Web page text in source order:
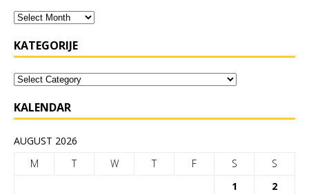
KATEGORIJE
KALENDAR
AUGUST 2026
M
T W T F S
S
1
2